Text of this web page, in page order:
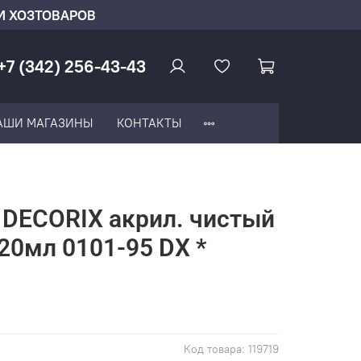
ХОЗТОВАРОВ
(342) 256-43-43
МАГАЗИНЫ КОНТАКТЫ
Код товара: 119719
акрил. чистый
0101-95 DX *